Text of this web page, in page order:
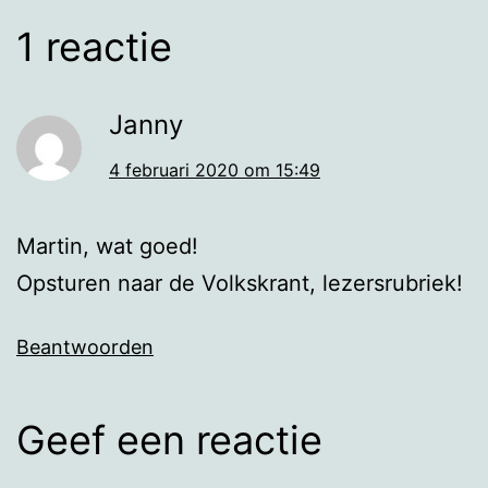
1 reactie
Janny
4 februari 2020 om 15:49
Martin, wat goed!
Opsturen naar de Volkskrant, lezersrubriek!
Beantwoorden
Geef een reactie